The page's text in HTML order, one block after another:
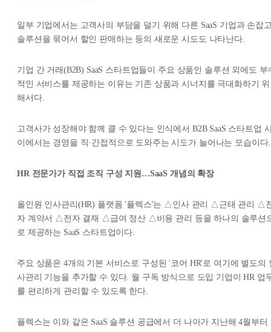
일부 기업에서는 고객사의 부담을 덜기 위해 다른 SaaS 기업과 손잡
솔루션을 묶어서 할인 판매하는 등의 새로운 시도도 나타난다.
기업 간 거래(B2B) SaaS 스타트업들이 주요 상품인 솔루션 외에도 부
적인 서비스를 제공하는 이유는 기존 상품과 시너지를 극대화하기 위
해서다.
고객사가 성장해야 함께 클 수 있다는 인식에서 B2B SaaS 스타트업
이에서는 경영을 직·간접적으로 도와주는 시도가 늘어나는 모습이다.
HR 전문가가 직접 조직 구성 지원…SaaS 개념의 확장
올인원 인사관리(HR) 플랫폼 '플렉스'는 △인사 관리 △근태 관리 △
자 계약서 △전자 결재 △급여 정산 △비용 관리 등을 하나의 솔루션
로 제공하는 SaaS 스타트업이다.
주요 상품은 4개의 기본 서비스로 구성된 '코어 HR'로 여기에 별도의
사관리 기능을 추가할 수 있다. 월 구독 방식으로 도입 기업이 HR 업
를 편리하게 관리할 수 있도록 한다.
플렉스는 이와 같은 SaaS 솔루션 공급에서 더 나아가 지난해 4월부터